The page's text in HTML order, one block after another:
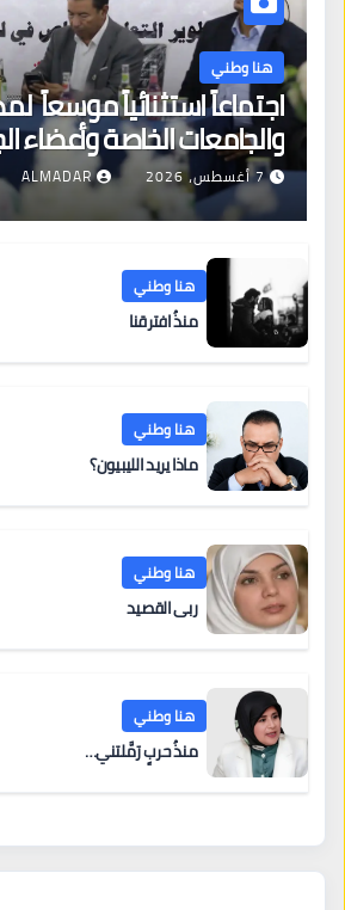
هنا وطني
اجتماعاً استثنائياً موسعاً
والجامعات الخاصة وأعضاء
العمومية للنقابة
التعليم والتدريب الخاص في
7 أغسطس، 2026 ALMADAR
هنا وطني
منذُ افترقنا
هنا وطني
ماذا يريد الليبيون؟
هنا وطني
ربى القصيد
هنا وطني
منذُ حربٍ رَمَّلتني…